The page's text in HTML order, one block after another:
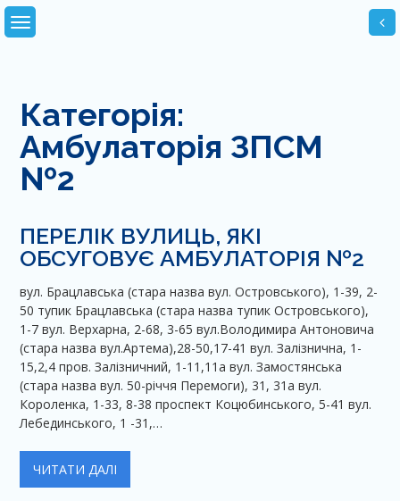
Skip
to
Категорія:
Амбулаторія ЗПСМ
№2
ПЕРЕЛІК ВУЛИЦЬ, ЯКІ
ОБСУГОВУЄ АМБУЛАТОРІЯ №2
вул. Брацлавська (стара назва вул. Островського), 1-39, 2-
50 тупик Брацлавська (стара назва тупик Островського),
1-7 вул. Верхарна, 2-68, 3-65 вул.Володимира Антоновича
(стара назва вул.Артема),28-50,17-41 вул. Залізнична, 1-
15,2,4 пров. Залізничний, 1-11,11а вул. Замостянська
(стара назва вул. 50-річчя Перемоги), 31, 31а вул.
Короленка, 1-33, 8-38 проспект Коцюбинського, 5-41 вул.
Лебединського, 1 -31,…
ЧИТАТИ ДАЛІ